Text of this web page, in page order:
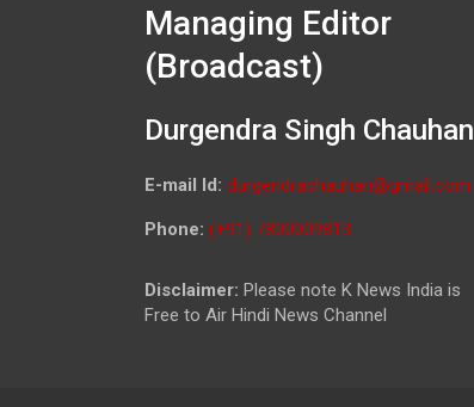
Managing Editor
(Broadcast)
Durgendra Singh Chauhan
E-mail Id: durgendrachauhan@gmail.com
Phone: (+91) 7800009813
Disclaimer: Please note K News India is
Free to Air Hindi News Channel